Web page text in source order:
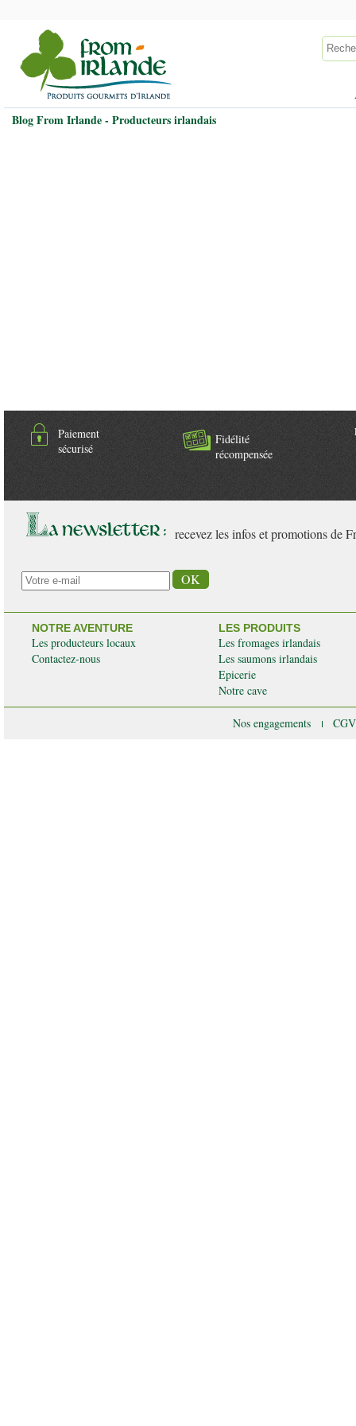
Blog From Irlande - Producteurs irlandais
Paiement
sécurisé
Fidélité
récompensée
recevez les infos et promotions de
NOTRE AVENTURE
Les producteurs locaux
Contactez-nous
LES PRODUITS
Les fromages irlandais
Les saumons irlandais
Epicerie
Notre cave
Nos engagements